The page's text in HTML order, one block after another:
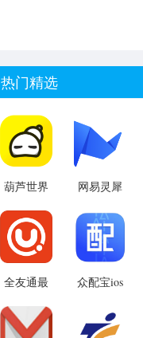
热门精选
葫芦世界
网易灵犀
版
全友通最
众配宝ios
iphone版